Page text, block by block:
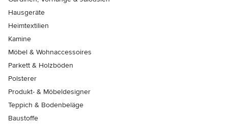
Hausgeräte
Heimtextilien
Kamine
Möbel & Wohnaccessoires
Parkett & Holzböden
Polsterer
Produkt- & Möbeldesigner
Teppich & Bodenbeläge
Baustoffe